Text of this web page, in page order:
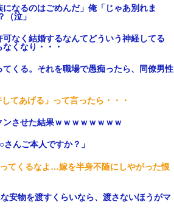
なるのはごめんだ」俺「じゃあ別れま
泣」
なく結婚するなんてどういう神経してる
くなり・・・
くる。それを職場で愚痴ったら、同僚男性
てあげる」って言ったら・・・
させた結果ｗｗｗｗｗｗｗｗ
んご本人ですか？」
てくるなよ…嫁を半身不随にしやがった恨
安物を渡すくらいなら、渡さないほうがマ